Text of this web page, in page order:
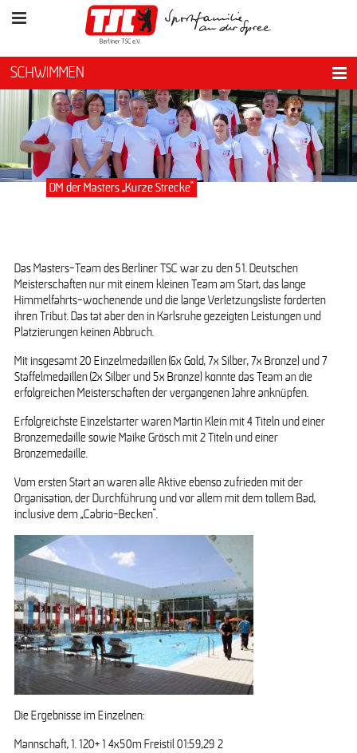
SCHWIMMEN
DM der Masters „Kurze Strecke“
Das Masters-Team des Berliner TSC war zu den 51. Deutschen
Meisterschaften nur mit einem kleinen Team am Start, das lange
Himmelfahrts-wochenende und die lange Verletzungsliste forderten
ihren Tribut. Das tat aber den in Karlsruhe gezeigten Leistungen und
Platzierungen keinen Abbruch.
Mit insgesamt 20 Einzelmedaillen (6x Gold, 7x Silber, 7x Bronze) und 7
Staffelmedaillen (2x Silber und 5x Bronze) konnte das Team an die
erfolgreichen Meisterschaften der vergangenen Jahre anknüpfen.
Erfolgreichste Einzelstarter waren Martin Klein mit 4 Titeln und einer
Bronzemedaille sowie Maike Grösch mit 2 Titeln und einer
Bronzemedaille.
Vom ersten Start an waren alle Aktive ebenso zufrieden mit der
Organisation, der Durchführung und vor allem mit dem tollem Bad,
inclusive dem „Cabrio-Becken“.
Die Ergebnisse im Einzelnen:
Mannschaft, 1. 120+ 1 4x50m Freistil 01:59,29 2